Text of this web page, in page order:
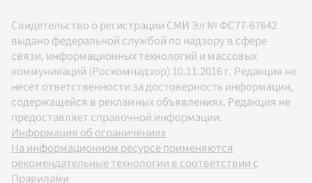
Свидетельство о регистрации СМИ Эл № ФС77-67642
выдано федеральной службой по надзору в сфере
связи, информационных технологий и массовых
коммуникаций (Роскомнадзор) 10.11.2016 г. Редакция не
несет ответственности за достоверность информации,
содержащейся в рекламных объявлениях. Редакция не
предоставляет справочной информации.
Информация об ограничениях
На информационном ресурсе применяются
рекомендательные технологии в соответствии с
Правилами